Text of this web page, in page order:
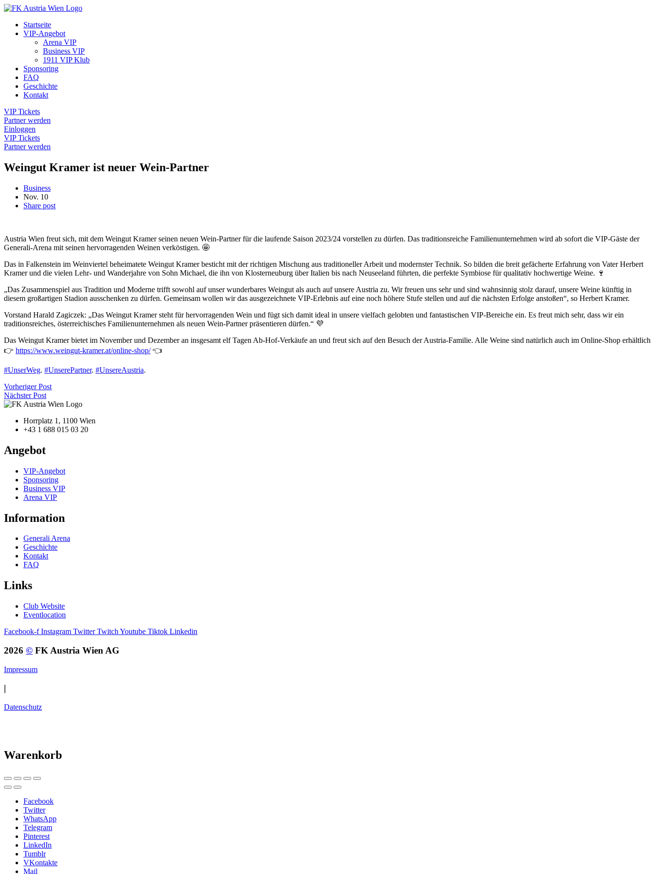
Startseite
VIP-Angebot
Arena VIP
Business VIP
1911 VIP Klub
Sponsoring
FAQ
Geschichte
Kontakt
VIP Tickets
Partner werden
Einloggen
VIP Tickets
Partner werden
Weingut Kramer ist neuer Wein-Partner
Business
Nov. 10
Share post
Austria Wien freut sich, mit dem Weingut Kramer seinen neuen Wein-Partner für die laufende Saison 2023/24 vorstellen zu dürfen. Das traditionsreiche Familienunternehmen wird ab sofort die VIP-Gäste der
Generali-Arena mit seinen hervorragenden Weinen verköstigen. 🤩
Das in Falkenstein im Weinviertel beheimatete Weingut Kramer besticht mit der richtigen Mischung aus traditioneller Arbeit und modernster Technik. So bilden die breit gefächerte Erfahrung von Vater Herbert
Kramer und die vielen Lehr- und Wanderjahre von Sohn Michael, die ihn von Klosterneuburg über Italien bis nach Neuseeland führten, die perfekte Symbiose für qualitativ hochwertige Weine. 🍷
„Das Zusammenspiel aus Tradition und Moderne trifft sowohl auf unser wunderbares Weingut als auch auf unsere Austria zu. Wir freuen uns sehr und sind wahnsinnig stolz darauf, unsere Weine künftig in
diesem großartigen Stadion ausschenken zu dürfen. Gemeinsam wollen wir das ausgezeichnete VIP-Erlebnis auf eine noch höhere Stufe stellen und auf die nächsten Erfolge anstoßen“, so Herbert Kramer.
Vorstand Harald Zagiczek: „Das Weingut Kramer steht für hervorragenden Wein und fügt sich damit ideal in unsere vielfach gelobten und fantastischen VIP-Bereiche ein. Es freut mich sehr, dass wir ein
traditionsreiches, österreichisches Familienunternehmen als neuen Wein-Partner präsentieren dürfen.“ 💜
Das Weingut Kramer bietet im November und Dezember an insgesamt elf Tagen Ab-Hof-Verkäufe an und freut sich auf den Besuch der Austria-Familie. Alle Weine sind natürlich auch im Online-Shop erhältlich
👉 https://www.weingut-kramer.at/online-shop/👈
#UnserWeg. #UnserePartner. #UnsereAustria.
Vorheriger Post
Nächster Post
Horrplatz 1, 1100 Wien
+43 1 688 015 03 20
Angebot
VIP-Angebot
Sponsoring
Business VIP
Arena VIP
Information
Generali Arena
Geschichte
Kontakt
FAQ
Links
Club Website
Eventlocation
Facebook-f Instagram Twitter Twitch Youtube Tiktok Linkedin
2026 © FK Austria Wien AG
Impressum
|
Datenschutz
Warenkorb
Facebook
Twitter
WhatsApp
Telegram
Pinterest
LinkedIn
Tumblr
VKontakte
Mail